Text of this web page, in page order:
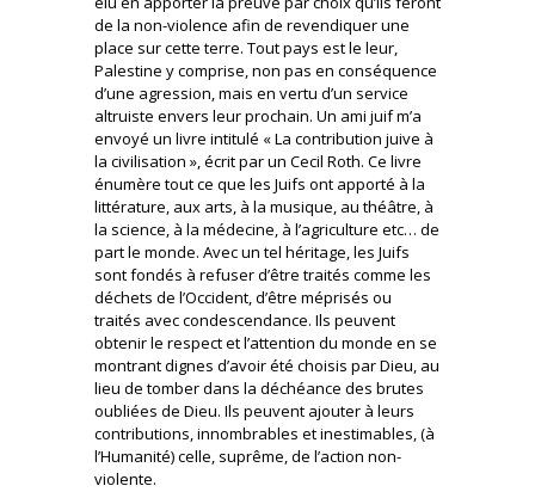
de la non-violence afin de revendiquer une
place sur cette terre. Tout pays est le leur,
Palestine y comprise, non pas en conséquence
d’une agression, mais en vertu d’un service
altruiste envers leur prochain. Un ami juif m’a
envoyé un livre intitulé « La contribution juive à
la civilisation », écrit par un Cecil Roth. Ce livre
énumère tout ce que les Juifs ont apporté à la
littérature, aux arts, à la musique, au théâtre, à
la science, à la médecine, à l’agriculture etc… de
part le monde. Avec un tel héritage, les Juifs
sont fondés à refuser d’être traités comme les
déchets de l’Occident, d’être méprisés ou
traités avec condescendance. Ils peuvent
obtenir le respect et l’attention du monde en se
montrant dignes d’avoir été choisis par Dieu, au
lieu de tomber dans la déchéance des brutes
oubliées de Dieu. Ils peuvent ajouter à leurs
contributions, innombrables et inestimables, (à
l’Humanité) celle, suprême, de l’action non-
violente.